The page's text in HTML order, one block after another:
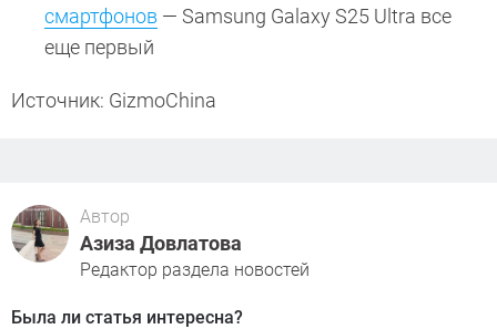
смартфонов — Samsung Galaxy S25 Ultra все
еще первый
Источник: GizmoChina
Автор
Азиза Довлатова
Редактор раздела новостей
Была ли статья интересна?